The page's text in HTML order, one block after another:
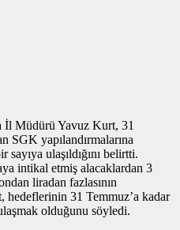
İl Müdürü Yavuz Kurt, 31
SGK yapılandırmalarına
ulaşıldığını belirtti.
intikal etmiş alacaklardan 3
liradan fazlasının
hedeflerinin 31 Temmuz’a kadar
olduğunu söyledi.